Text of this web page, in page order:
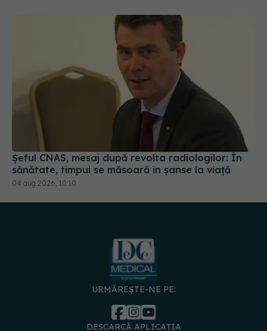
Șeful CNAS, mesaj după revolta radiologilor: În
sănătate, timpul se măsoară în șanse la viață
DESCARCĂ APLICAȚIA